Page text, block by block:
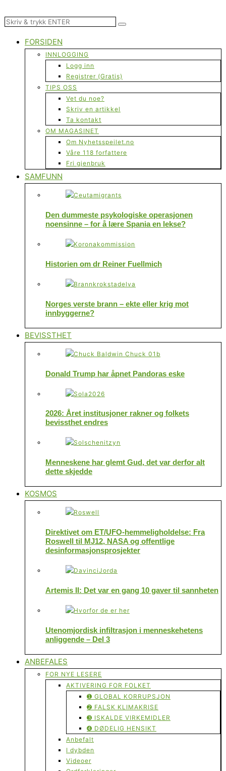
FORSIDEN
INNLOGGING
Logg inn
Registrer (Gratis)
TIPS OSS
Vet du noe?
Skriv en artikkel
Ta kontakt
OM MAGASINET
Om Nyhetsspeilet.no
Våre 118 forfattere
Fri gjenbruk
SAMFUNN
Den dummeste psykologiske operasjonen
noensinne – for å lære Spania en lekse?
Historien om dr Reiner Fuellmich
Norges verste brann – ekte eller krig mot
innbyggerne?
BEVISSTHET
Donald Trump har åpnet Pandoras eske
2026: Året institusjoner rakner og folkets
bevissthet endres
Menneskene har glemt Gud, det var derfor alt
dette skjedde
KOSMOS
Direktivet om ET/UFO-hemmeligholdelse: Fra
Roswell til MJ12, NASA og offentlige
desinformasjonsprosjekter
Artemis II: Det var en gang 10 gaver til sannheten
Utenomjordisk infiltrasjon i menneskehetens
anliggende – Del 3
ANBEFALES
FOR NYE LESERE
AKTIVERING FOR FOLKET
➊ GLOBAL KORRUPSJON
➋ FALSK KLIMAKRISE
➌ ISKALDE VIRKEMIDLER
➍ DØDELIG HENSIKT
Anbefalt
I dybden
Videoer